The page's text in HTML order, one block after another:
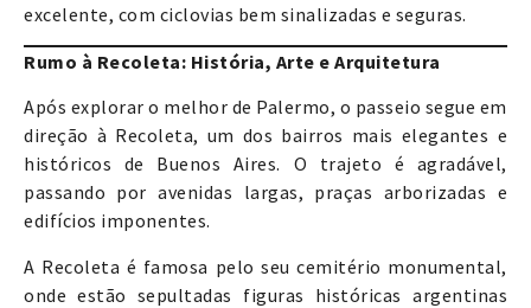
excelente, com ciclovias bem sinalizadas e seguras.
Rumo à Recoleta: História, Arte e Arquitetura
Após explorar o melhor de Palermo, o passeio segue em
direção à Recoleta, um dos bairros mais elegantes e
históricos de Buenos Aires. O trajeto é agradável,
passando por avenidas largas, praças arborizadas e
edifícios imponentes.
A Recoleta é famosa pelo seu cemitério monumental,
onde estão sepultadas figuras históricas argentinas